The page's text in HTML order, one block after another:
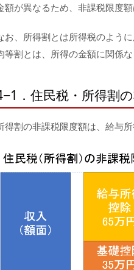
額が異なるため、非課税限度
お、所得割とは所得税のよう
等割とは、所得の金額に関係
．住民税・所得割
得割の非課税限度額は、給与